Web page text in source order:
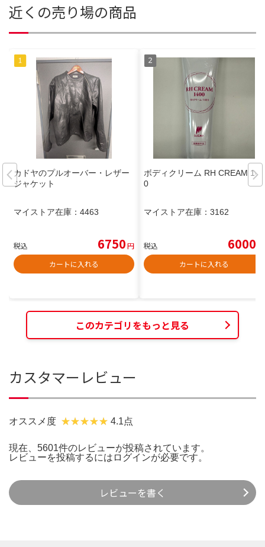
近くの売り場の商品
カドヤのプルオーバー・レザー
ジャケット
マイストア在庫： 4463
税込 6750円
カートに入れる
ボディクリーム RH CREAM 140
0
マイストア在庫： 3162
税込 6000
カートに入れる
このカテゴリをもっと見る
カスタマーレビュー
オススメ度 4.1点
現在、5601件のレビューが投稿されています。
レビューを投稿するには ログインが必要です。
レビューを書く